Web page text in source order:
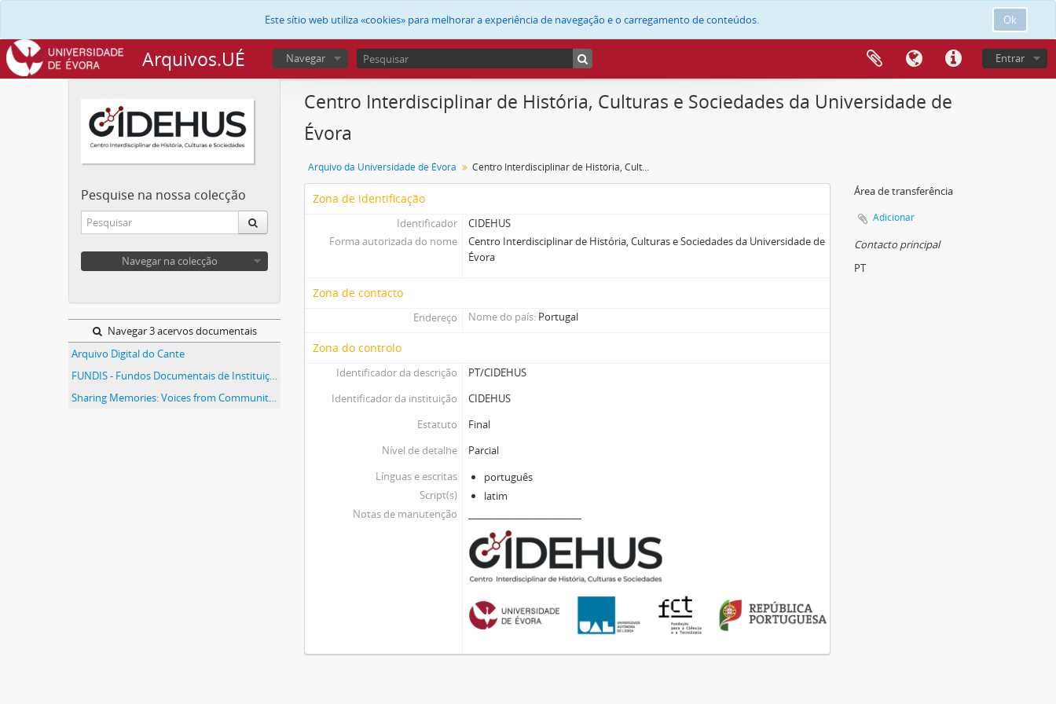
Ok
Este sítio web utiliza «cookies» para melhorar a experiência de navegação e o carregamento de conteúdos.
Arquivos.UÉ Entrar
Navegar
Pesquise na nossa colecção
Navegar na colecção
Navegar 3 acervos documentais
Arquivo Digital do Cante
FUNDIS - Fundos Documentais de Instituições do Sul
Sharing Memories: Voices from Community / História da Sua Terra
Centro Interdisciplinar de História, Culturas e Sociedades da Universidade de
Évora
Arquivo da Universidade de Évora Centro Interdisciplinar de História, Culturas e Sociedades da Universidade de Évora
Zona de identificação
Identificador
CIDEHUS
Forma autorizada do nome
Centro Interdisciplinar de História, Culturas e Sociedades da Universidade de
Évora
Zona de contacto
Endereço Nome do país Portugal
Zona do controlo
Identificador da descrição
PT/CIDEHUS
Identificador da instituição
CIDEHUS
Estatuto
Final
Nível de detalhe
Parcial
Línguas e escritas
português
Script(s)
latim
Notas de manutenção
Área de transferência
Adicionar
Contacto principal
PT